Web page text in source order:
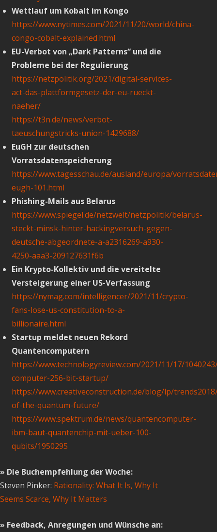
Wettlauf um Kobalt im Kongo
https://www.nytimes.com/2021/11/20/world/china-
congo-cobalt-explained.html
EU-Verbot von „Dark Patterns“ und die
Probleme bei der Regulierung
https://netzpolitik.org/2021/digital-services-
act-das-plattformgesetz-der-eu-rueckt-
naeher/
https://t3n.de/news/verbot-
taeuschungstricks-union-1429688/
EuGH zur deutschen
Vorratsdatenspeicherung
https://www.tagesschau.de/ausland/europa/
eugh-101.html
Phishing-Mails aus Belarus
https://www.spiegel.de/netzwelt/netzpolitik/belarus-
steckt-minsk-hinter-hackingversuch-gegen-
deutsche-abgeordnete-a-a2316269-a930-
4250-aaa3-209127631f6b
Ein Krypto-Kollektiv und die vereitelte
Versteigerung einer US-Verfassung
https://nymag.com/intelligencer/2021/11/crypto-
fans-lose-us-constitution-to-a-
billionaire.html
Startup meldet neuen Rekord
Quantencomputern
https://www.technologyreview.com/2021/11/17/
computer-256-bit-startup/
https://www.creativeconstruction.de/blog/lp/
of-the-quantum-future/
https://www.spektrum.de/news/quantencomputer-
ibm-baut-quantenchip-mit-ueber-100-
qubits/1950295
» Die Buchempfehlung der Woche:
Steven Pinker: Rationality: What It Is, Why It
Seems Scarce, Why It Matters
» Feedback, Anregungen und Wünsche an: